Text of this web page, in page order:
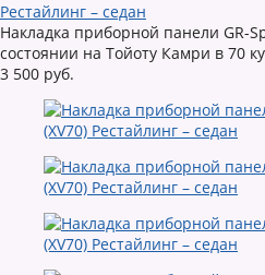
Рестайлинг – седан
Накладка приборной панели GR-
состоянии на Тойоту Камри в 70
3 500 руб.